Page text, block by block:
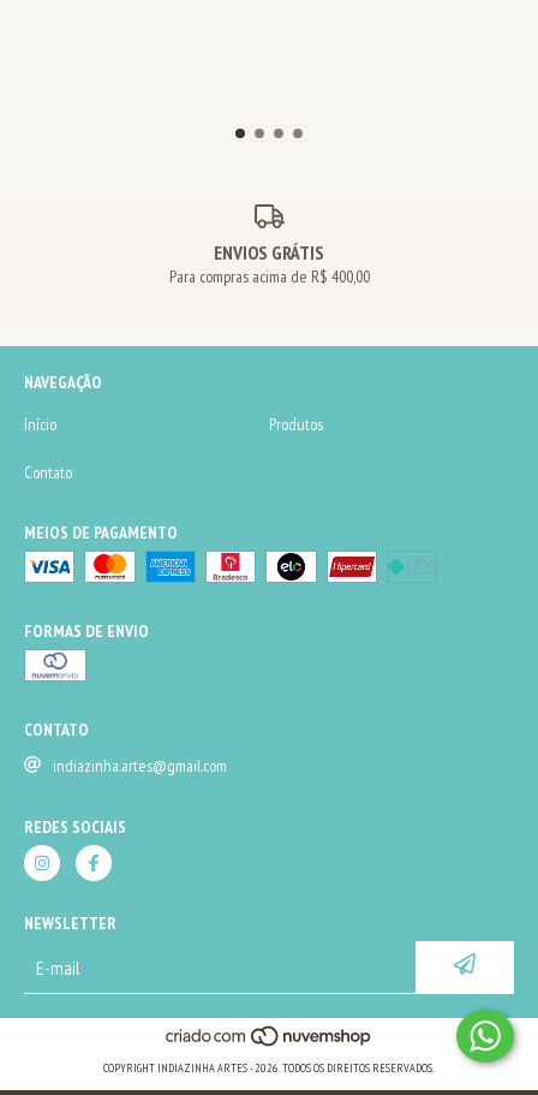
ENVIOS GRÁTIS
Para compras acima de R$ 400,00
NAVEGAÇÃO
Início
Produtos
Contato
MEIOS DE PAGAMENTO
FORMAS DE ENVIO
CONTATO
indiazinha.artes@gmail.com
REDES SOCIAIS
NEWSLETTER
COPYRIGHT INDIAZINHA ARTES - 2026. TODOS OS DIREITOS RESERVADOS.